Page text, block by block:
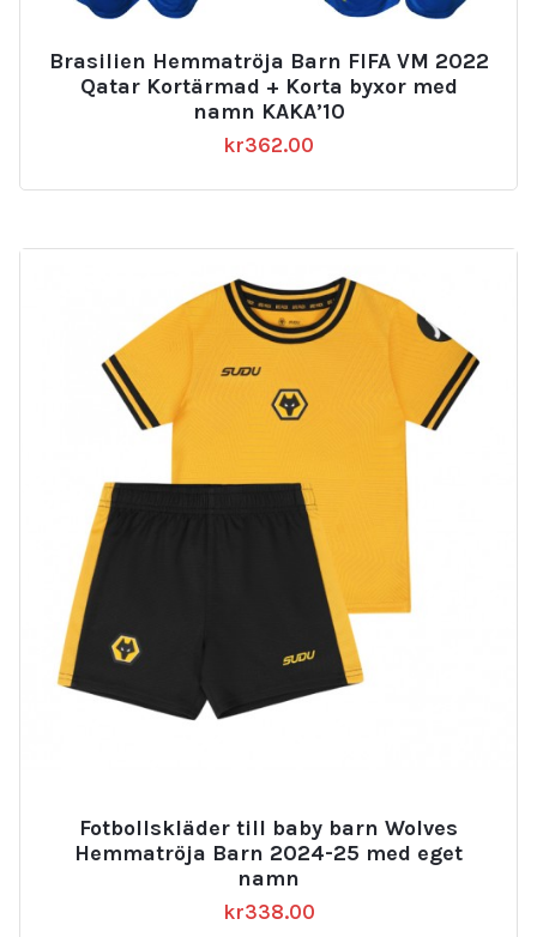
Brasilien Hemmatröja Barn FIFA VM 2022
Qatar Kortärmad + Korta byxor med
namn KAKA’10
kr362.00
Fotbollskläder till baby barn Wolves
Hemmatröja Barn 2024-25 med eget
namn
kr338.00